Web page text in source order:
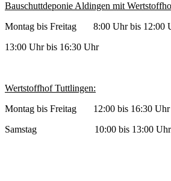
Bauschuttdeponie Aldingen mit
Montag bis Freitag 8:00 Uhr bis 12:00
13:00 Uhr bis 16:30 Uhr
Wertstoffhof Tuttlingen:
Montag bis Freitag 12:00 bis 16:30 Uhr
Samstag 10:00 bis 13:00 Uhr